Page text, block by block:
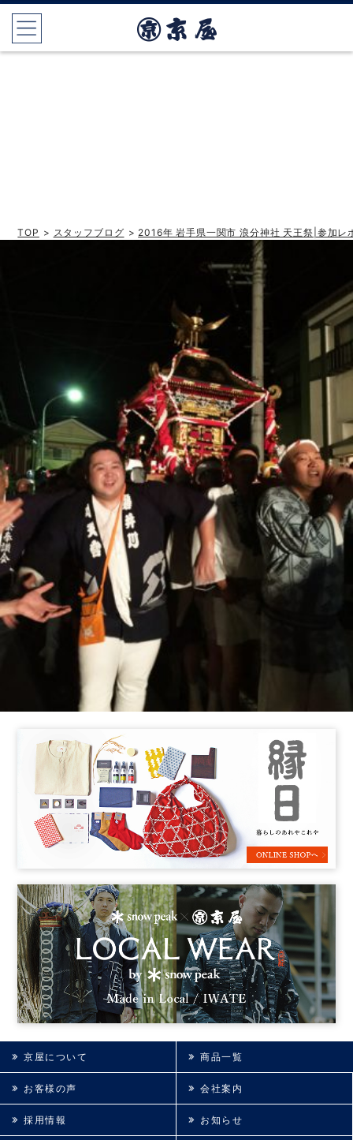
TOP > スタッフブログ > 2016年 岩手県一関市 浪分神社 天王祭|参加レ
京屋について 商品一覧
お客様の声 会社案内
採用情報 お知らせ